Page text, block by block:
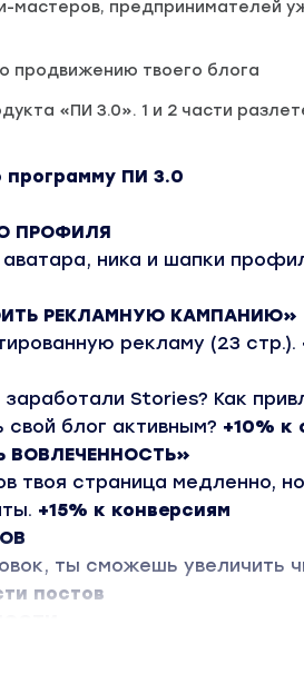
мастеров, предпринимателей
продвижению твоего блога
«ПИ 3.0». 1 и 2 части
программу ПИ 3.0
ПРОФИЛЯ
ника и шапки
РЕКЛАМНУЮ КАМПАНИЮ»
рекламу (23 стр.).
Stories? Как
блог активным? +10% к
ВОВЛЕЧЕННОСТЬ»
твоя страница медленно,
+15% к конверсиям
ты сможешь увеличить
постов
и снимать себя в stories.